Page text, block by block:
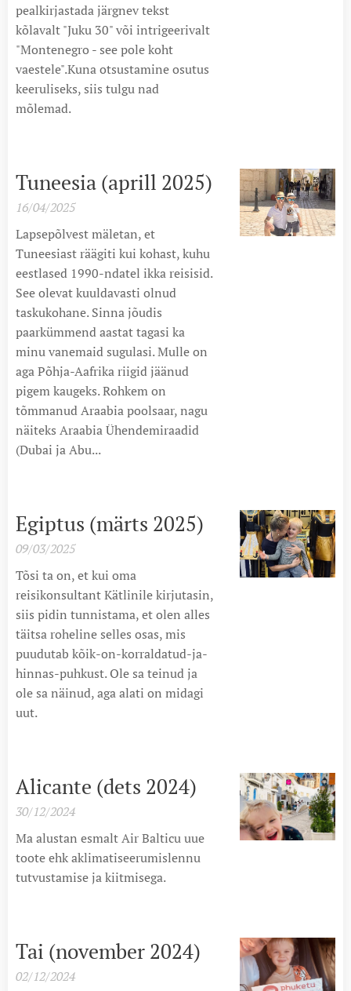
pealkirjastada järgnev tekst
kõlavalt "Juku 30" või intrigeerivalt
"Montenegro - see pole koht
vaestele".Kuna otsustamine osutus
keeruliseks, siis tulgu nad
mõlemad.
Tuneesia (aprill 2025)
16/04/2025
Lapsepõlvest mäletan, et
Tuneesiast räägiti kui kohast, kuhu
eestlased 1990-ndatel ikka reisisid.
See olevat kuuldavasti olnud
taskukohane. Sinna jõudis
paarkümmend aastat tagasi ka
minu vanemaid sugulasi. Mulle on
aga Põhja-Aafrika riigid jäänud
pigem kaugeks. Rohkem on
tõmmanud Araabia poolsaar, nagu
näiteks Araabia Ühendemiraadid
(Dubai ja Abu...
Egiptus (märts 2025)
09/03/2025
Tõsi ta on, et kui oma
reisikonsultant Kätlinile kirjutasin,
siis pidin tunnistama, et olen alles
täitsa roheline selles osas, mis
puudutab kõik-on-korraldatud-ja-
hinnas-puhkust. Ole sa teinud ja
ole sa näinud, aga alati on midagi
uut.
Alicante (dets 2024)
30/12/2024
Ma alustan esmalt Air Balticu uue
toote ehk aklimatiseerumislennu
tutvustamise ja kiitmisega.
Tai (november 2024)
02/12/2024